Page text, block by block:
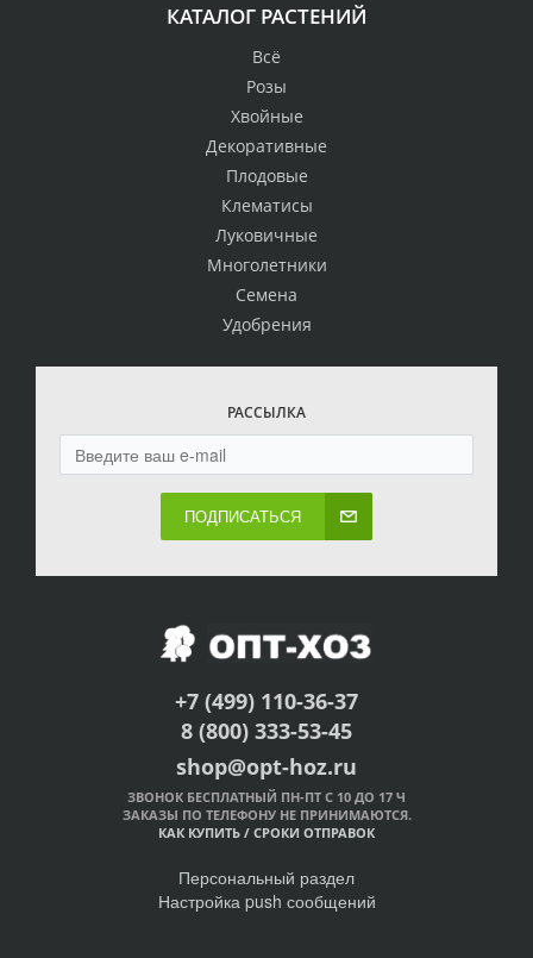
КАТАЛОГ РАСТЕНИЙ
Всё
Розы
Хвойные
Декоративные
Плодовые
Клематисы
Луковичные
Многолетники
Семена
Удобрения
РАССЫЛКА
ПОДПИСАТЬСЯ
+7 (499) 110-36-37
8 (800) 333-53-45
shop@opt-hoz.ru
ЗВОНОК БЕСПЛАТНЫЙ ПН-ПТ С 10 ДО 17 Ч
ЗАКАЗЫ ПО ТЕЛЕФОНУ НЕ ПРИНИМАЮТСЯ.
КАК КУПИТЬ / СРОКИ ОТПРАВОК
Персональный раздел
Настройка push сообщений